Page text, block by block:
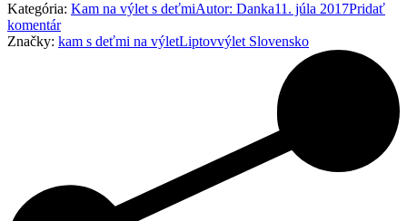
Kategória: Kam na výlet s deťmiAutor: Danka11. júla 2017Pridať
komentár
Značky: kam s deťmi na výletLiptovvýlet Slovensko